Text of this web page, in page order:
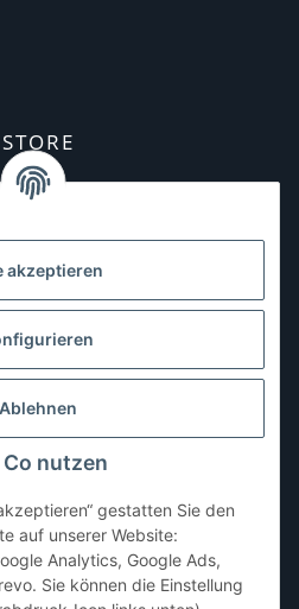
akzeptieren
Ablehnen
nutzen
gestatten Sie den
auf unserer Website:
Analytics, Google Ads,
Sie können die Einstellung
Uhr
Uhr
Uhr